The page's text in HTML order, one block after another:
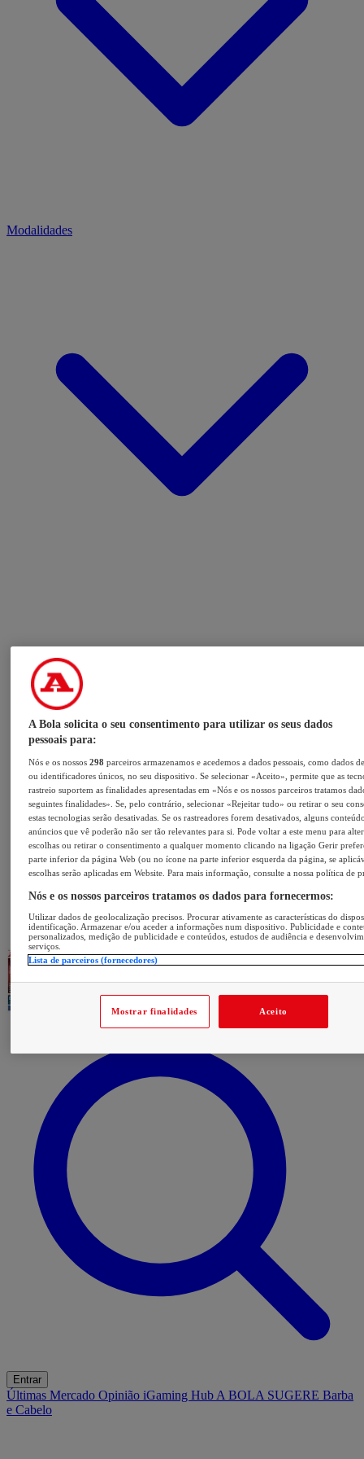
Modalidades
Entrar
Últimas Mercado Opinião iGaming Hub A BOLA SUGERE Barba
e Cabelo
A Bola solicita o seu consentimento para utilizar os seus dados
pessoais para:
Nós e os nossos298 parceiros armazenamos e acedemos a dados pessoais, como dados
ou identificadores únicos, no seu dispositivo. Se selecionar «Aceito», permite que as
rastreio suportem as finalidades apresentadas em «Nós e os nossos parceiros tratamos
seguintes finalidades». Se, pelo contrário, selecionar «Rejeitar tudo» ou retirar o seu
estas tecnologias serão desativadas. Se os rastreadores forem desativados, alguns
anúncios que vê poderão não ser tão relevantes para si. Pode voltar a este menu para
escolhas ou retirar o consentimento a qualquer momento clicando na ligação Gerir
parte inferior da página Web (ou no ícone na parte inferior esquerda da página, se
escolhas serão aplicadas em Website. Para mais informação, consulte a nossa política de
Nós e os nossos parceiros tratamos os dados para fornecermos:
Utilizar dados de geolocalização precisos. Procurar ativamente as características do
identificação. Armazenar e/ou aceder a informações num dispositivo. Publicidade e
personalizados, medição de publicidade e conteúdos, estudos de audiência e
serviços.
Lista de parceiros (fornecedores)
Mostrar finalidades Aceito